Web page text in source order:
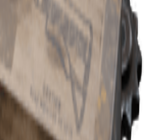
høj skade og hovedskudsskade,